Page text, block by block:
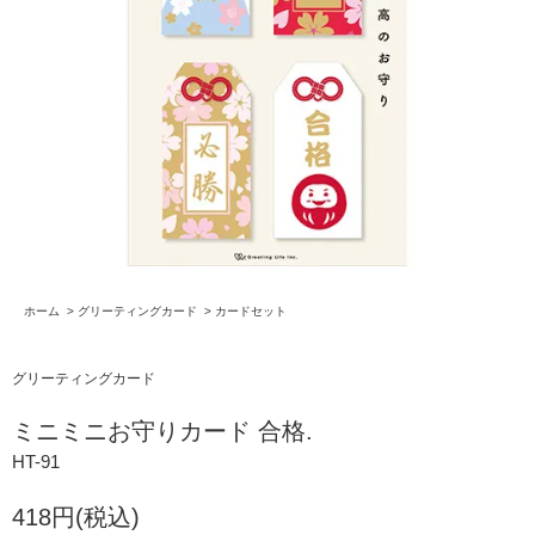
ホーム > グリーティングカード > カードセット
グリーティングカード
ミニミニお守りカード 合格.
HT-91
418円(税込)